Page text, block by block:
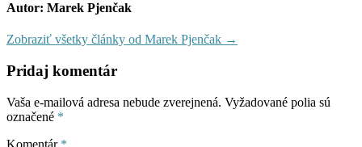
Autor: Marek Pjenčak
Zobraziť všetky články od Marek Pjenčak →
Pridaj komentár
Vaša e-mailová adresa nebude zverejnená. Vyžadované polia sú
označené *
Komentár *